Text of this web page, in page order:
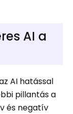
AI a
AI hatással
pillantás a
és negatív